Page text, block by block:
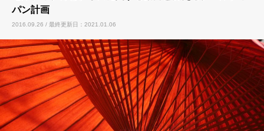
パン計画
2016.09.26 / 最終更新日：2021.01.06